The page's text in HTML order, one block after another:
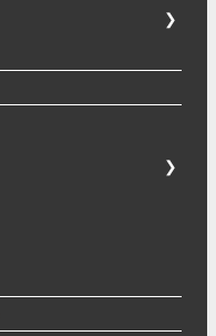
❯
❯